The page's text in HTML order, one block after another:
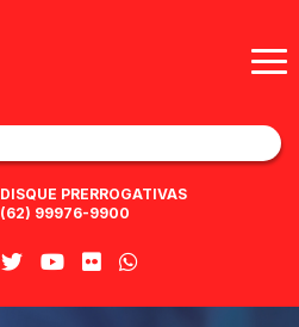
DISQUE PRERROGATIVAS
(62) 99976-9900